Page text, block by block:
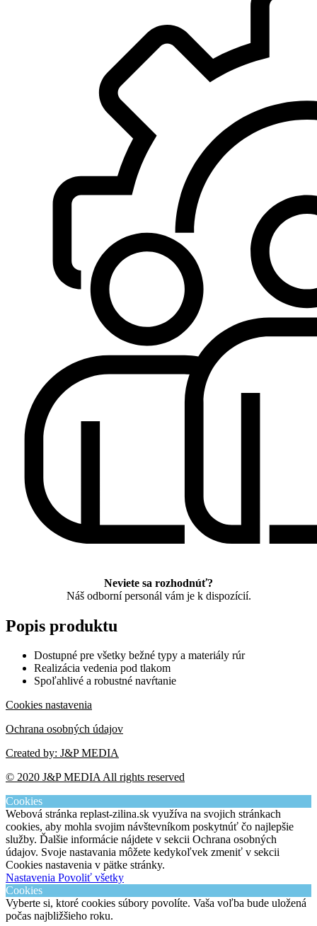
Neviete sa rozhodnúť?
Náš odborní personál vám je k dispozícií.
Popis produktu
Dostupné pre všetky bežné typy a materiály rúr
Realizácia vedenia pod tlakom
Spoľahlivé a robustné navŕtanie
Cookies nastavenia
Ochrana osobných údajov
Created by: J&P MEDIA
© 2020 J&P MEDIA All rights reserved​
Cookies
Webová stránka replast-zilina.sk využíva na svojich stránkach
cookies, aby mohla svojim návštevníkom poskytnúť čo najlepšie
služby. Ďalšie informácie nájdete v sekcii Ochrana osobných
údajov. Svoje nastavania môžete kedykoľvek zmeniť v sekcii
Cookies nastavenia v pätke stránky.
Nastavenia Povoliť všetky
Cookies
Vyberte si, ktoré cookies súbory povolíte. Vaša voľba bude uložená
počas najbližšieho roku.